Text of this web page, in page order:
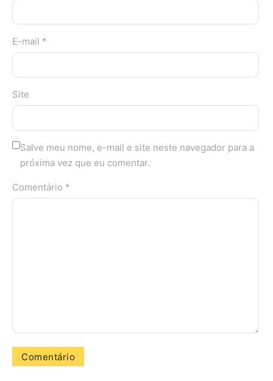
E-mail *
Site
Salve meu nome, e-mail e site neste navegador para a
próxima vez que eu comentar.
Comentário *